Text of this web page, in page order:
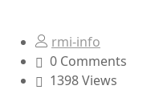
rmi-info
0 Comments
1398 Views